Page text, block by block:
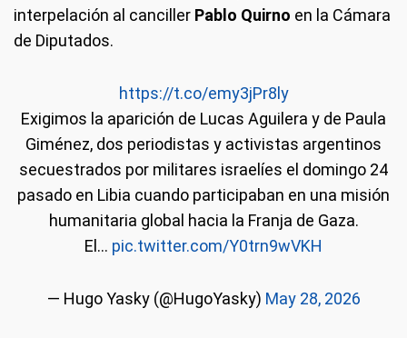
interpelación al canciller Pablo Quirno en la Cámara
de Diputados.
https://t.co/emy3jPr8ly
Exigimos la aparición de Lucas Aguilera y de Paula
Giménez, dos periodistas y activistas argentinos
secuestrados por militares israelíes el domingo 24
pasado en Libia cuando participaban en una misión
humanitaria global hacia la Franja de Gaza.
El… pic.twitter.com/Y0trn9wVKH
— Hugo Yasky (@HugoYasky) May 28, 2026